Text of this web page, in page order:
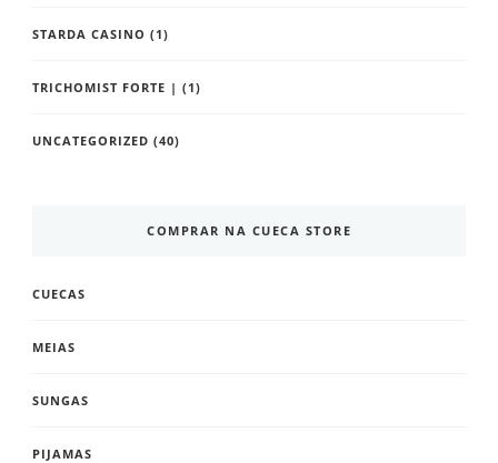
STARDA CASINO (1)
TRICHOMIST FORTE | (1)
UNCATEGORIZED (40)
COMPRAR NA CUECA STORE
CUECAS
MEIAS
SUNGAS
PIJAMAS